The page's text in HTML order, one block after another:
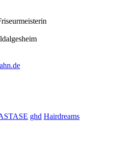
ghd Hairdreams